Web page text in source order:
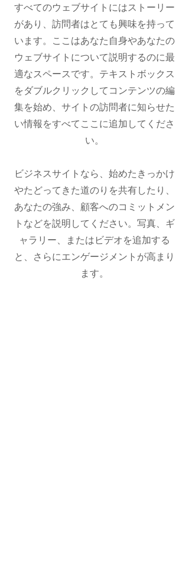
すべてのウェブサイトにはストーリー
があり、訪問者はとても興味を持って
います。ここはあなた自身やあなたの
ウェブサイトについて説明するのに最
適なスペースです。テキストボックス
をダブルクリックしてコンテンツの編
集を始め、サイトの訪問者に知らせた
い情報をすべてここに追加してくださ
い。
ビジネスサイトなら、始めたきっかけ
やたどってきた道のりを共有したり、
あなたの強み、顧客へのコミットメン
トなどを説明してください。写真、ギ
ャラリー、またはビデオを追加する
と、さらにエンゲージメントが高まり
ます。